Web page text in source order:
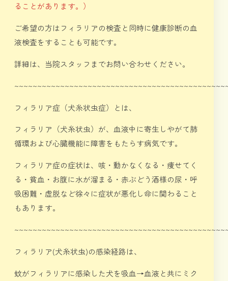
ることがあります。）
ご希望の方はフィラリアの検査と同時に健康診断の血
液検査をすることも可能です。
詳細は、当院スタッフまでお問い合わせください。
フィラリア症（犬糸状虫症）とは、
フィラリア（犬糸状虫）が、血液中に寄生しやがて肺
循環および心臓機能に障害をもたらす病気です。
フィラリア症の症状は、咳・動かなくなる・痩せてく
る・貧血・お腹に水が溜まる・赤ぶどう酒様の尿・呼
吸困難・虚脱など徐々に症状が悪化し命に関わること
もあります。
フィラリア(犬糸状虫)の感染経路は、
蚊がフィラリアに感染した犬を吸血→血液と共にミク